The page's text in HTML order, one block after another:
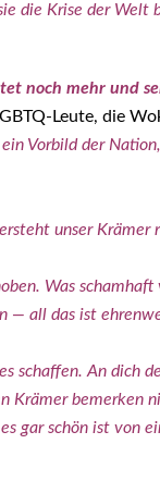
die Kri­se der Welt
noch mehr und
Leu­te, die
Vor­bild der
unser Krä­mer
Was
— all das ist
schaf­fen. An dich
Krä­mer bemer­ken
gar schön ist von